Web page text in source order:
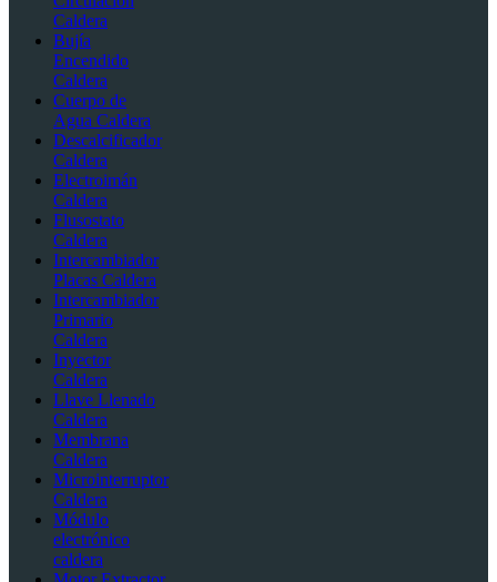
Caldera
Bujía
Encendido
Caldera
Cuerpo de
Agua Caldera
Descalcificador
Caldera
Electroimán
Caldera
Flusostato
Caldera
Intercambiador
Placas Caldera
Intercambiador
Primario
Caldera
Inyector
Caldera
Llave Llenado
Caldera
Membrana
Caldera
Microinterruptor
Caldera
Módulo
electrónico
caldera